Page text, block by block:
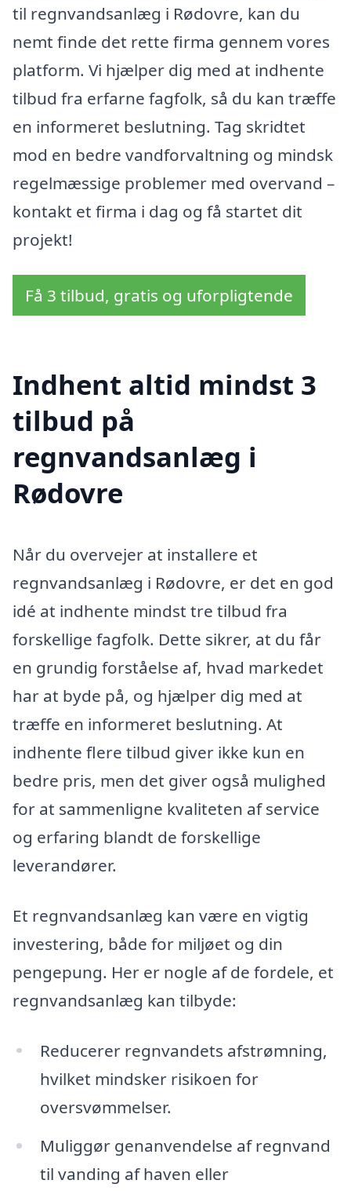
til regnvandsanlæg i Rødovre, kan du
nemt finde det rette firma gennem vores
platform. Vi hjælper dig med at indhente
tilbud fra erfarne fagfolk, så du kan træffe
en informeret beslutning. Tag skridtet
mod en bedre vandforvaltning og mindsk
regelmæssige problemer med overvand –
kontakt et firma i dag og få startet dit
projekt!
Få 3 tilbud, gratis og uforpligtende
Indhent altid mindst 3
tilbud på
regnvandsanlæg i
Rødovre
Når du overvejer at installere et
regnvandsanlæg i Rødovre, er det en god
idé at indhente mindst tre tilbud fra
forskellige fagfolk. Dette sikrer, at du får
en grundig forståelse af, hvad markedet
har at byde på, og hjælper dig med at
træffe en informeret beslutning. At
indhente flere tilbud giver ikke kun en
bedre pris, men det giver også mulighed
for at sammenligne kvaliteten af service
og erfaring blandt de forskellige
leverandører.
Et regnvandsanlæg kan være en vigtig
investering, både for miljøet og din
pengepung. Her er nogle af de fordele, et
regnvandsanlæg kan tilbyde:
Reducerer regnvandets afstrømning,
hvilket mindsker risikoen for
oversvømmelser.
Muliggør genanvendelse af regnvand
til vanding af haven eller